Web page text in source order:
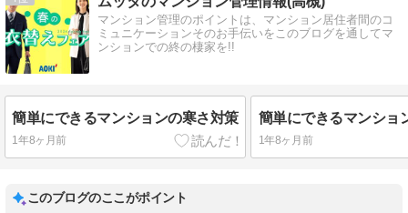
マンション管理のポイントは、マンション居住者間のコ
ミュニケーションそのお手伝いをこのブログを通してマ
ンションでの終の棲家を!!
簡単にできるマンションの寒さ対策
1年8ヶ月前
簡単にできるマンショ
1年8ヶ月前
このブログのここがポイント